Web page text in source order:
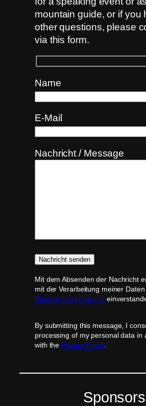
mountain guide, or if you
other questions, please
via this form.
Name
E-Mail
Nachricht / Message
Mit dem Absenden der Nachricht
mit der Verarbeitung meiner
Datenschutzerklärung
By submitting this message, I
processing of my personal data in
with the Privacy Policy.
Sponsors